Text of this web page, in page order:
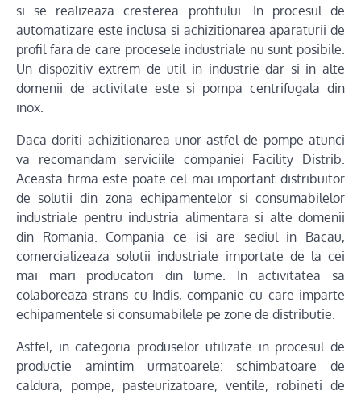
si se realizeaza cresterea profitului. In procesul de
automatizare este inclusa si achizitionarea aparaturii de
profil fara de care procesele industriale nu sunt posibile.
Un dispozitiv extrem de util in industrie dar si in alte
domenii de activitate este si pompa centrifugala din
inox.
Daca doriti achizitionarea unor astfel de pompe atunci
va recomandam serviciile companiei Facility Distrib.
Aceasta firma este poate cel mai important distribuitor
de solutii din zona echipamentelor si consumabilelor
industriale pentru industria alimentara si alte domenii
din Romania. Compania ce isi are sediul in Bacau,
comercializeaza solutii industriale importate de la cei
mai mari producatori din lume. In activitatea sa
colaboreaza strans cu Indis, companie cu care imparte
echipamentele si consumabilele pe zone de distributie.
Astfel, in categoria produselor utilizate in procesul de
productie amintim urmatoarele: schimbatoare de
caldura, pompe, pasteurizatoare, ventile, robineti de